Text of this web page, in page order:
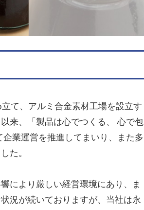
て、アルミ合金素材工場を設立す
来、「製品は心でつくる、 心で包
業運営を推進してまいり、また多
た。
により厳しい経営環境にあり、ま
況が続いておりますが、当社は永